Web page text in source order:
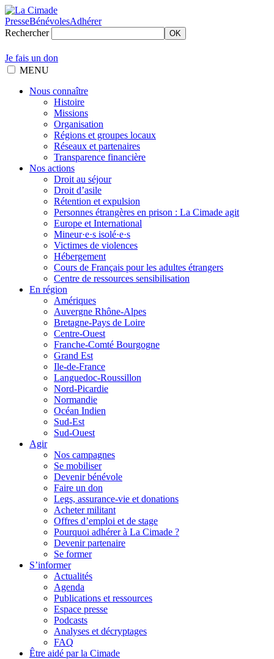
PresseBénévolesAdhérer
Rechercher
OK
Je fais un don
MENU
Nous connaître
Histoire
Missions
Organisation
Régions et groupes locaux
Réseaux et partenaires
Transparence financière
Nos actions
Droit au séjour
Droit d’asile
Rétention et expulsion
Personnes étrangères en prison : La Cimade agit
Europe et International
Mineur·e·s isolé·e·s
Victimes de violences
Hébergement
Cours de Français pour les adultes étrangers
Centre de ressources sensibilisation
En région
Amériques
Auvergne Rhône-Alpes
Bretagne-Pays de Loire
Centre-Ouest
Franche-Comté Bourgogne
Grand Est
Ile-de-France
Languedoc-Roussillon
Nord-Picardie
Normandie
Océan Indien
Sud-Est
Sud-Ouest
Agir
Nos campagnes
Se mobiliser
Devenir bénévole
Faire un don
Legs, assurance-vie et donations
Acheter militant
Offres d’emploi et de stage
Pourquoi adhérer à La Cimade ?
Devenir partenaire
Se former
S’informer
Actualités
Agenda
Publications et ressources
Espace presse
Podcasts
Analyses et décryptages
FAQ
Être aidé par la Cimade